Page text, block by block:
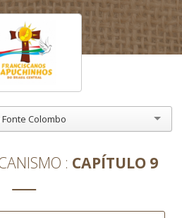
Colombo
CAPÍTULO 9